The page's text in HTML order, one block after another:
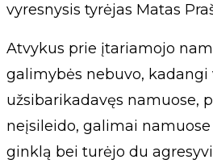
vyresnysis tyrėjas Matas
Atvykus prie įtariamojo
galimybės nebuvo, kadangi
užsibarikadavęs namuose,
neįsileido, galimai
ginklą bei turėjo du